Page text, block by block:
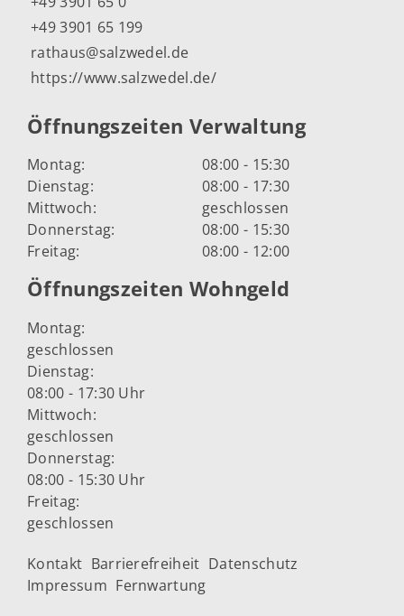
+49 3901 65 199
rathaus@salzwedel.de
https://www.salzwedel.de/
Öffnungszeiten Verwaltung
Montag:
08:00 - 15:30
Dienstag:
08:00 - 17:30
Mittwoch:
geschlossen
Donnerstag:
08:00 - 15:30
Freitag:
08:00 - 12:00
Öffnungszeiten Wohngeld
Montag:
geschlossen
Dienstag:
08:00 - 17:30 Uhr
Mittwoch:
geschlossen
Donnerstag:
08:00 - 15:30 Uhr
Freitag:
geschlossen
Kontakt Barrierefreiheit Datenschutz
Impressum Fernwartung